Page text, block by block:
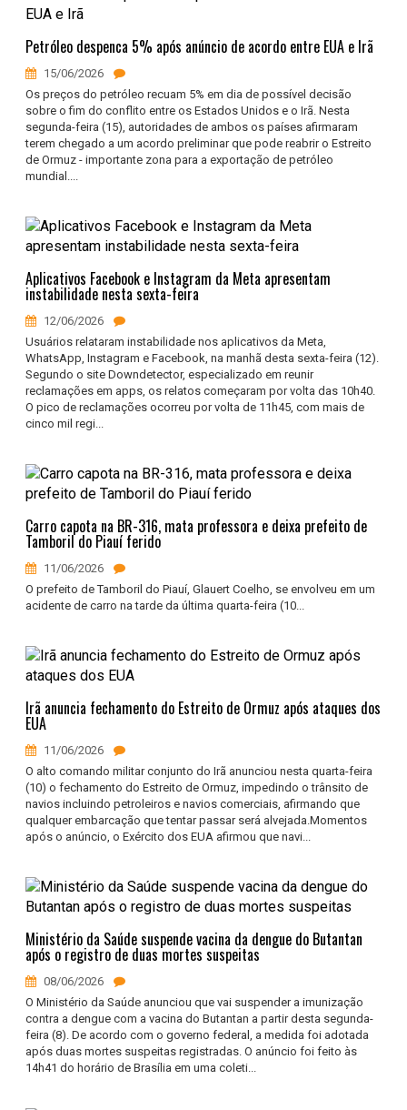
Petróleo despenca 5% após anúncio de acordo entre EUA e Irã
15/06/2026
Os preços do petróleo recuam 5% em dia de possível decisão
sobre o fim do conflito entre os Estados Unidos e o Irã. Nesta
segunda-feira (15), autoridades de ambos os países afirmaram
terem chegado a um acordo preliminar que pode reabrir o Estreito
de Ormuz - importante zona para a exportação de petróleo
mundial....
Aplicativos Facebook e Instagram da Meta apresentam
instabilidade nesta sexta-feira
12/06/2026
Usuários relataram instabilidade nos aplicativos da Meta,
WhatsApp, Instagram e Facebook, na manhã desta sexta-feira (12).
Segundo o site Downdetector, especializado em reunir
reclamações em apps, os relatos começaram por volta das 10h40.
O pico de reclamações ocorreu por volta de 11h45, com mais de
cinco mil regi...
Carro capota na BR-316, mata professora e deixa prefeito de
Tamboril do Piauí ferido
11/06/2026
O prefeito de Tamboril do Piauí, Glauert Coelho, se envolveu em um
acidente de carro na tarde da última quarta-feira (10...
Irã anuncia fechamento do Estreito de Ormuz após ataques dos
EUA
11/06/2026
O alto comando militar conjunto do Irã anunciou nesta quarta-feira
(10) o fechamento do Estreito de Ormuz, impedindo o trânsito de
navios incluindo petroleiros e navios comerciais, afirmando que
qualquer embarcação que tentar passar será alvejada.Momentos
após o anúncio, o Exército dos EUA afirmou que navi...
Ministério da Saúde suspende vacina da dengue do Butantan
após o registro de duas mortes suspeitas
08/06/2026
O Ministério da Saúde anunciou que vai suspender a imunização
contra a dengue com a vacina do Butantan a partir desta segunda-
feira (8). De acordo com o governo federal, a medida foi adotada
após duas mortes suspeitas registradas. O anúncio foi feito às
14h41 do horário de Brasília em uma coleti...